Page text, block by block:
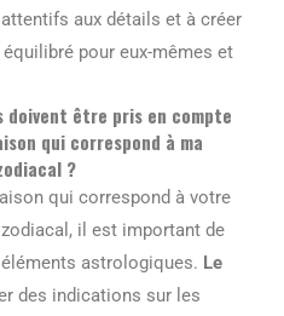
aux détails et à créer
pour eux-mêmes et
doivent être pris en compte
qui correspond à ma
?
qui correspond à votre
il est important de
astrologiques. Le
des indications sur les